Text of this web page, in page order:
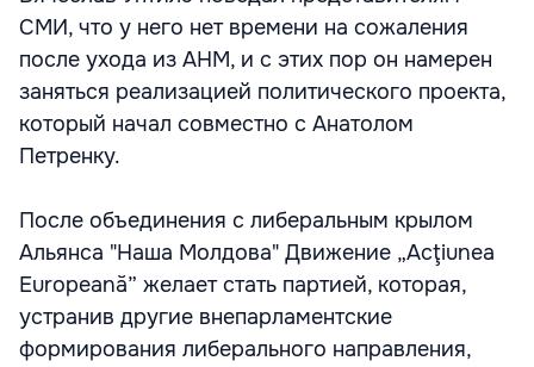
СМИ, что у него нет времени на сожаления
после ухода из АНМ, и с этих пор он намерен
заняться реализацией политического проекта,
который начал совместно с Анатолом
Петренку.
После объединения с либеральным крылом
Альянса "Наша Молдова" Движение „Acţiunea
Europeană” желает стать партией, которая,
устранив другие внепарламентские
формирования либерального направления,